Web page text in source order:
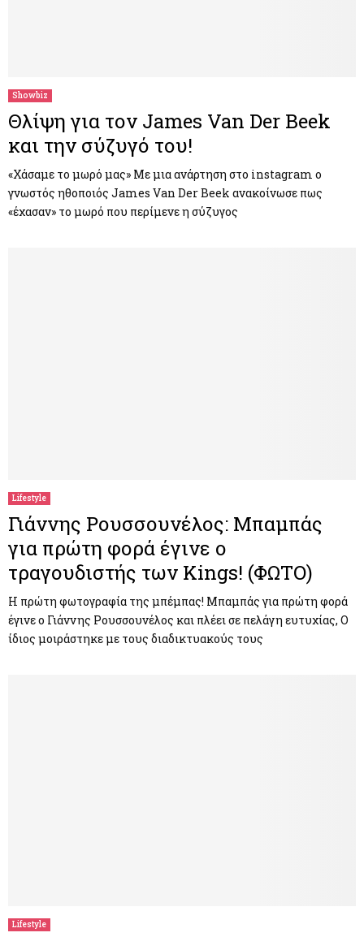
Showbiz
Θλίψη για τον James Van Der Beek
και την σύζυγό του!
«Χάσαμε το μωρό μας» Με μια ανάρτηση στο instagram ο
γνωστός ηθοποιός James Van Der Beek ανακοίνωσε πως
«έχασαν» το μωρό που περίμενε η σύζυγος
Lifestyle
Γιάννης Ρουσσουνέλος: Μπαμπάς
για πρώτη φορά έγινε ο
τραγουδιστής των Kings! (ΦΩΤΟ)
Η πρώτη φωτογραφία της μπέμπας! Μπαμπάς για πρώτη φορά
έγινε ο Γιάννης Ρουσσουνέλος και πλέει σε πελάγη ευτυχίας, Ο
ίδιος μοιράστηκε με τους διαδικτυακούς τους
Lifestyle